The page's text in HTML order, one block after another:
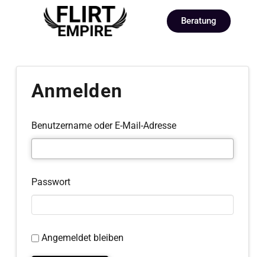
Beratung
Anmelden
Benutzername oder E-Mail-Adresse
Passwort
Angemeldet bleiben